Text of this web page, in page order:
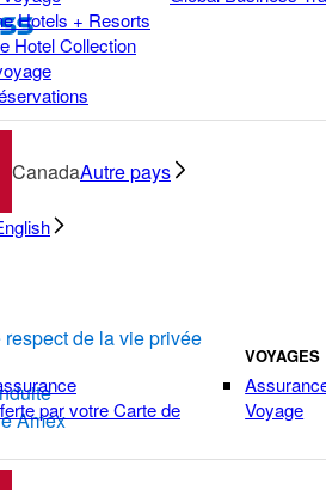
Hotels + Resorts
Hotel Collection
CanadaAutre pays
par votre Carte de
VOYAGES
Voyage
de la vie privée
Amex